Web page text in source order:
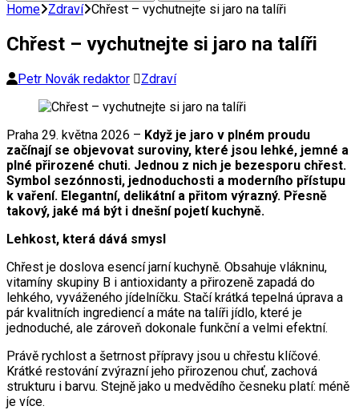
Home Zdraví Chřest – vychutnejte si jaro na talíři
Chřest – vychutnejte si jaro na talíři
Petr Novák redaktor Zdraví
Praha 29. května 2026 – Když je jaro v plném proudu
začínají se objevovat suroviny, které jsou lehké, jemné a
plné přirozené chuti. Jednou z nich je bezesporu chřest.
Symbol sezónnosti, jednoduchosti a moderního přístupu
k vaření. Elegantní, delikátní a přitom výrazný. Přesně
takový, jaké má být i dnešní pojetí kuchyně.
Lehkost, která dává smysl
Chřest je doslova esencí jarní kuchyně. Obsahuje vlákninu,
vitamíny skupiny B i antioxidanty a přirozeně zapadá do
lehkého, vyváženého jídelníčku. Stačí krátká tepelná úprava a
pár kvalitních ingrediencí a máte na talíři jídlo, které je
jednoduché, ale zároveň dokonale funkční a velmi efektní.
Právě rychlost a šetrnost přípravy jsou u chřestu klíčové.
Krátké restování zvýrazní jeho přirozenou chuť, zachová
strukturu i barvu. Stejně jako u medvědího česneku platí: méně
je více.